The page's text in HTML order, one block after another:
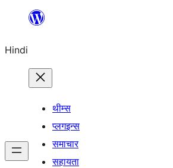
सामग्री
जाएं
Hindi
थीम्स
प्लगइन्स
समाचार
सहायता